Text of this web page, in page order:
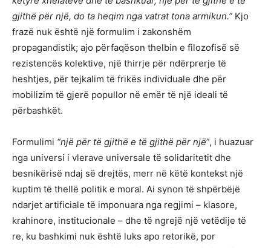
gjithë për një, do ta heqim nga vatrat tona armikun.” Kjo
frazë nuk është një formulim i zakonshëm
propagandistik; ajo përfaqëson thelbin e filozofisë së
rezistencës kolektive, një thirrje për ndërprerje të
heshtjes, për tejkalim të frikës individuale dhe për
mobilizim të gjerë popullor në emër të një ideali të
përbashkët.
Formulimi “një për të gjithë e të gjithë për një”, i huazuar
nga universi i vlerave universale të solidaritetit dhe
besnikërisë ndaj së drejtës, merr në këtë kontekst një
kuptim të thellë politik e moral. Ai synon të shpërbëjë
ndarjet artificiale të imponuara nga regjimi – klasore,
krahinore, institucionale – dhe të ngrejë një vetëdije të
re, ku bashkimi nuk është luks apo retorikë, por